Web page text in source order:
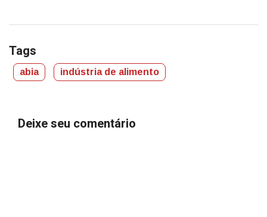
Tags
abia indústria de alimento
Deixe seu comentário